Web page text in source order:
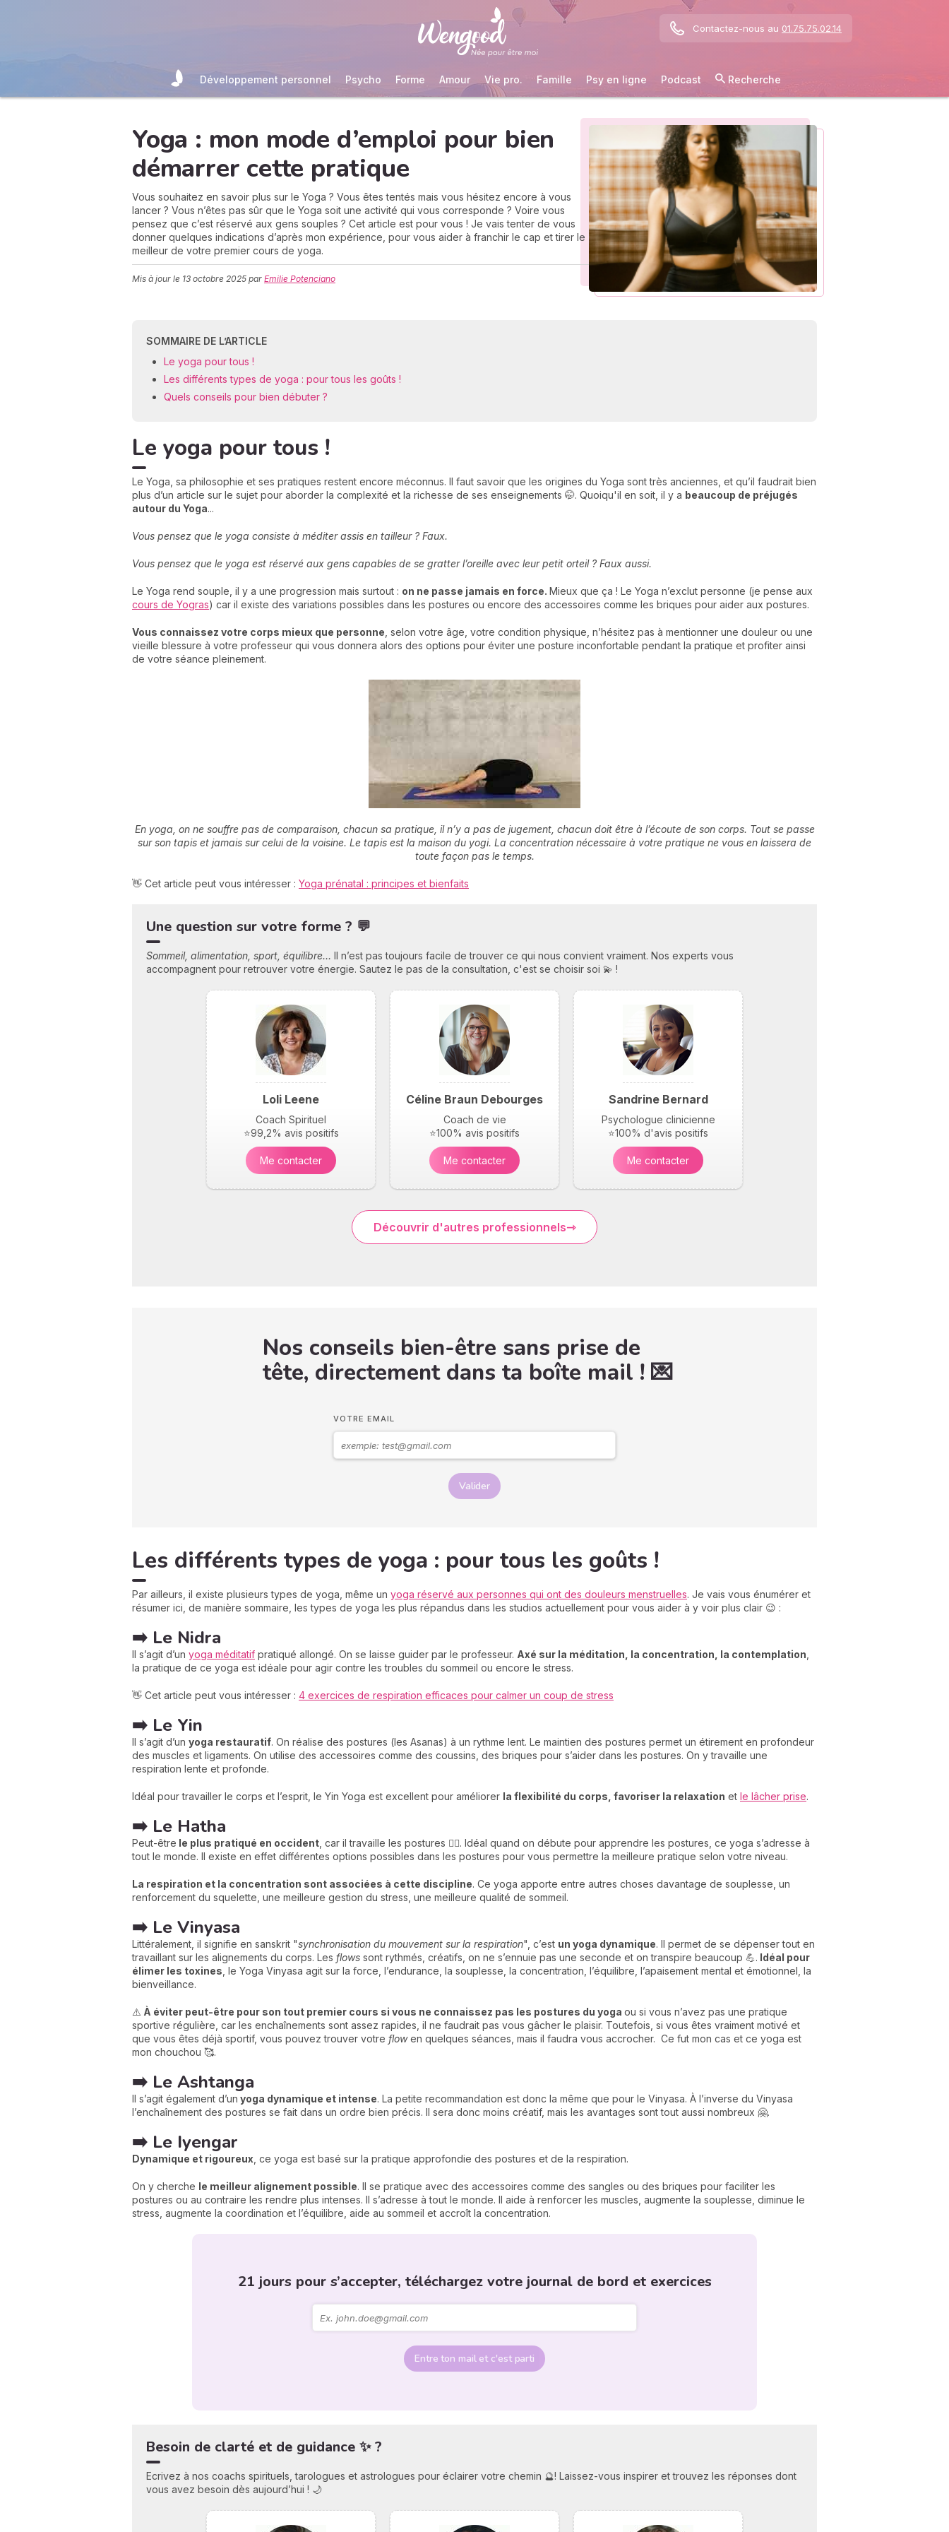
Contactez-nous au 01.75.75.02.14
Développement personnel Psycho Forme Amour Vie pro. Famille Psy en ligne Podcast Recherche
Yoga : mon mode d’emploi pour bien
démarrer cette pratique
Vous souhaitez en savoir plus sur le Yoga ? Vous êtes tentés mais vous hésitez encore à vous
lancer ? Vous n’êtes pas sûr que le Yoga soit une activité qui vous corresponde ? Voire vous
pensez que c’est réservé aux gens souples ? Cet article est pour vous ! Je vais tenter de vous
donner quelques indications d’après mon expérience, pour vous aider à franchir le cap et tirer le
meilleur de votre premier cours de yoga.
Mis à jour le 13 octobre 2025 par Emilie Potenciano
SOMMAIRE DE L’ARTICLE
Le yoga pour tous !
Les différents types de yoga : pour tous les goûts !
Quels conseils pour bien débuter ?
Le yoga pour tous !
Le Yoga, sa philosophie et ses pratiques restent encore méconnus. Il faut savoir que les origines du Yoga sont très anciennes, et qu’il faudrait bien
plus d’un article sur le sujet pour aborder la complexité et la richesse de ses enseignements 🤭. Quoiqu'il en soit, il y a beaucoup de préjugés
autour du Yoga...
Vous pensez que le yoga consiste à méditer assis en tailleur ? Faux.
Vous pensez que le yoga est réservé aux gens capables de se gratter l’oreille avec leur petit orteil ? Faux aussi.
Le Yoga rend souple, il y a une progression mais surtout : on ne passe jamais en force. Mieux que ça ! Le Yoga n’exclut personne (je pense aux
cours de Yogras) car il existe des variations possibles dans les postures ou encore des accessoires comme les briques pour aider aux postures.
Vous connaissez votre corps mieux que personne , selon votre âge, votre condition physique, n’hésitez pas à mentionner une douleur ou une
vieille blessure à votre professeur qui vous donnera alors des options pour éviter une posture inconfortable pendant la pratique et profiter ainsi
de votre séance pleinement.
En yoga, on ne souffre pas de comparaison, chacun sa pratique, il n’y a pas de jugement, chacun doit être à l’écoute de son corps. Tout se passe
sur son tapis et jamais sur celui de la voisine. Le tapis est la maison du yogi. La concentration nécessaire à votre pratique ne vous en laissera de
toute façon pas le temps.
👋 Cet article peut vous intéresser : Yoga prénatal : principes et bienfaits
Une question sur votre forme ? 💬
Sommeil, alimentation, sport, équilibre… Il n’est pas toujours facile de trouver ce qui nous convient vraiment. Nos experts vous
accompagnent pour retrouver votre énergie. Sautez le pas de la consultation, c'est se choisir soi 💫 !
Loli Leene
Coach Spirituel
⭐99,2% avis positifs
Me contacter
Céline Braun Debourges
Coach de vie
⭐100% avis positifs
Me contacter
Sandrine Bernard
Psychologue clinicienne
⭐100% d'avis positifs
Me contacter
Découvrir d'autres professionnels
Nos conseils bien-être sans prise de
tête, directement dans ta boîte mail ! 💌
VOTRE EMAIL
Valider
Les différents types de yoga : pour tous les goûts !
Par ailleurs, il existe plusieurs types de yoga, même un yoga réservé aux personnes qui ont des douleurs menstruelles. Je vais vous énumérer et
résumer ici, de manière sommaire, les types de yoga les plus répandus dans les studios actuellement pour vous aider à y voir plus clair 😉 :
➡️ Le Nidra
Il s’agit d’un yoga méditatif pratiqué allongé. On se laisse guider par le professeur. Axé sur la méditation, la concentration, la contemplation
la pratique de ce yoga est idéale pour agir contre les troubles du sommeil ou encore le stress.
👋 Cet article peut vous intéresser : 4 exercices de respiration efficaces pour calmer un coup de stress
➡️ Le Yin
Il s’agit d’un yoga restauratif. On réalise des postures (les Asanas) à un rythme lent. Le maintien des postures permet un étirement en profondeur
des muscles et ligaments. On utilise des accessoires comme des coussins, des briques pour s’aider dans les postures. On y travaille une
respiration lente et profonde.
Idéal pour travailler le corps et l’esprit, le Yin Yoga est excellent pour améliorer la flexibilité du corps, favoriser la relaxation et le lâcher prise.
➡️ Le Hatha
Peut-être le plus pratiqué en occident , car il travaille les postures 🧘‍♀️. Idéal quand on débute pour apprendre les postures, ce yoga s’adresse à
tout le monde. Il existe en effet différentes options possibles dans les postures pour vous permettre la meilleure pratique selon votre niveau.
La respiration et la concentration sont associées à cette discipline. Ce yoga apporte entre autres choses davantage de souplesse, un
renforcement du squelette, une meilleure gestion du stress, une meilleure qualité de sommeil.
➡️ Le Vinyasa
Littéralement, il signifie en sanskrit "synchronisation du mouvement sur la respiration", c’est un yoga dynamique. Il permet de se dépenser tout en
travaillant sur les alignements du corps. Les flows sont rythmés, créatifs, on ne s’ennuie pas une seconde et on transpire beaucoup 💪. Idéal pour
élimer les toxines , le Yoga Vinyasa agit sur la force, l’endurance, la souplesse, la concentration, l’équilibre, l’apaisement mental et émotionnel, la
bienveillance.
⚠️ À éviter peut-être pour son tout premier cours si vous ne connaissez pas les postures du yoga ou si vous n’avez pas une pratique
sportive régulière, car les enchaînements sont assez rapides, il ne faudrait pas vous gâcher le plaisir. Toutefois, si vous êtes vraiment motivé et
que vous êtes déjà sportif, vous pouvez trouver votre flowen quelques séances, mais il faudra vous accrocher. Ce fut mon cas et ce yoga est
mon chouchou 🥰.
➡️ Le Ashtanga
Il s’agit également d’un yoga dynamique et intense. La petite recommandation est donc la même que pour le Vinyasa. À l’inverse du Vinyasa
l’enchaînement des postures se fait dans un ordre bien précis. Il sera donc moins créatif, mais les avantages sont tout aussi nombreux 🤗.
➡️ Le Iyengar
Dynamique et rigoureux , ce yoga est basé sur la pratique approfondie des postures et de la respiration.
On y cherche le meilleur alignement possible. Il se pratique avec des accessoires comme des sangles ou des briques pour faciliter les
postures ou au contraire les rendre plus intenses. Il s’adresse à tout le monde. Il aide à renforcer les muscles, augmente la souplesse, diminue le
stress, augmente la coordination et l’équilibre, aide au sommeil et accroît la concentration.
21 jours pour s’accepter, téléchargez votre journal de bord et exercices
Entre ton mail et c'est parti
Besoin de clarté et de guidance ✨ ?
Ecrivez à nos coachs spirituels, tarologues et astrologues pour éclairer votre chemin 🔮! Laissez-vous inspirer et trouvez les réponses dont
vous avez besoin dès aujourd’hui ! 🌙